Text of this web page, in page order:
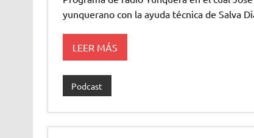
yunquerano con la ayuda técnica de Salva
LEER MÁS
Podcast